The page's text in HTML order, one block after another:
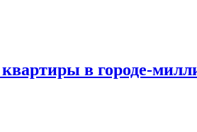
в городе-